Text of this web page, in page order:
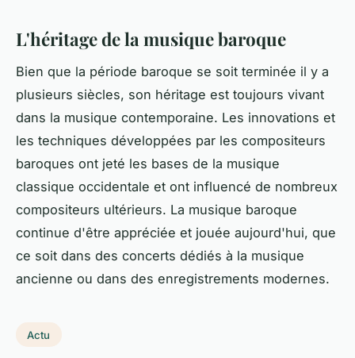
L'héritage de la musique baroque
Bien que la période baroque se soit terminée il y a
plusieurs siècles, son héritage est toujours vivant
dans la musique contemporaine. Les innovations et
les techniques développées par les compositeurs
baroques ont jeté les bases de la musique
classique occidentale et ont influencé de nombreux
compositeurs ultérieurs. La musique baroque
continue d'être appréciée et jouée aujourd'hui, que
ce soit dans des concerts dédiés à la musique
ancienne ou dans des enregistrements modernes.
Actu